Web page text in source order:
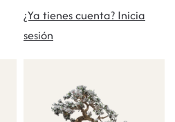
¿Ya tienes cuenta? Inicia
sesión